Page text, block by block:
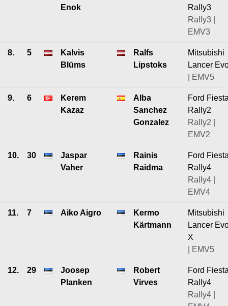
Enok
Rally3
Rally3 |
EMV3
8. 5
Kalvis
Blūms
Ralfs
Lipstoks
Mitsubishi
Lancer
| EMV5
9. 6
Kerem
Kazaz
Alba
Sanchez
Gonzalez
Ford
Rally2
Rally2 |
EMV2
10. 30
Jaspar
Vaher
Rainis
Raidma
Ford
Rally4
Rally4 |
EMV4
11. 7 Aiko Aigro
Kermo
Kärtmann
Mitsubishi
Lancer
X
| EMV5
12. 29
Joosep
Planken
Robert
Virves
Ford
Rally4
Rally4 |